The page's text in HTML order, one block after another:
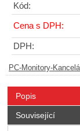
Kód:
Cena s DPH:
DPH:
PC-Monitory-
Popis
Související